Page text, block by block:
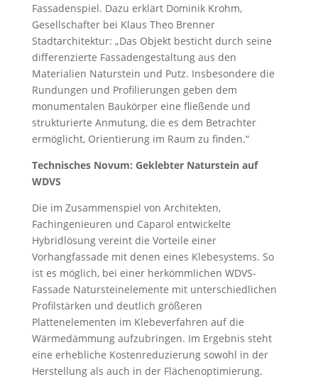
Fassadenspiel. Dazu erklärt Dominik Krohm,
Gesellschafter bei Klaus Theo Brenner
Stadtarchitektur: „Das Objekt besticht durch seine
differenzierte Fassadengestaltung aus den
Materialien Naturstein und Putz. Insbesondere die
Rundungen und Profilierungen geben dem
monumentalen Baukörper eine fließende und
strukturierte Anmutung, die es dem Betrachter
ermöglicht, Orientierung im Raum zu finden.“
Technisches Novum: Geklebter Naturstein auf
WDVS
Die im Zusammenspiel von Architekten,
Fachingenieuren und Caparol entwickelte
Hybridlösung vereint die Vorteile einer
Vorhangfassade mit denen eines Klebesystems. So
ist es möglich, bei einer herkömmlichen WDVS-
Fassade Natursteinelemente mit unterschiedlichen
Profilstärken und deutlich größeren
Plattenelementen im Klebeverfahren auf die
Wärmedämmung aufzubringen. Im Ergebnis steht
eine erhebliche Kostenreduzierung sowohl in der
Herstellung als auch in der Flächenoptimierung.